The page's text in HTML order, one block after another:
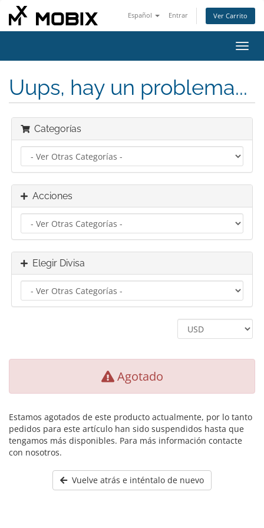
Español Entrar Ver Carrito
Uups, hay un problema...
Categorías
Acciones
Elegir Divisa
Agotado
Estamos agotados de este producto actualmente, por lo tanto
pedidos para este artículo han sido suspendidos hasta que
tengamos más disponibles. Para más información contacte
con nosotros.
Vuelve atrás e inténtalo de nuevo